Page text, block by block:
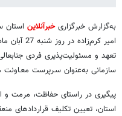
به‌گزارش خبرگزاریخبرآنلاین استان
تعهد و مسئولیت‌پذیری فردی
سازمانی به‌عنوان سـرپرست
پیگیری در راستای حفاظت، مرمت و
استان، تعیین تکلیف